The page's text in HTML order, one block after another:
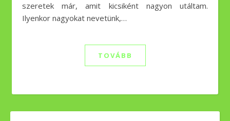
szeretek már, amit kicsiként nagyon utáltam.
Ilyenkor nagyokat nevetünk,…
TOVÁBB